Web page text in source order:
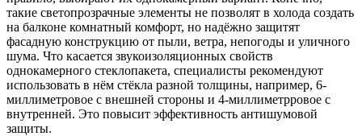
такие светопрозрачные элементы не позволят в холода создать
на балконе комнатный комфорт, но надёжно защитят
фасадную конструкцию от пыли, ветра, непогоды и уличного
шума. Что касается звукоизоляционных свойств
однокамерного стеклопакета, специалисты рекомендуют
использовать в нём стёкла разной толщины, например, 6-
миллиметровое с внешней стороны и 4-миллиметрровое с
внутренней. Это повысит эффективность антишумовой
защиты.